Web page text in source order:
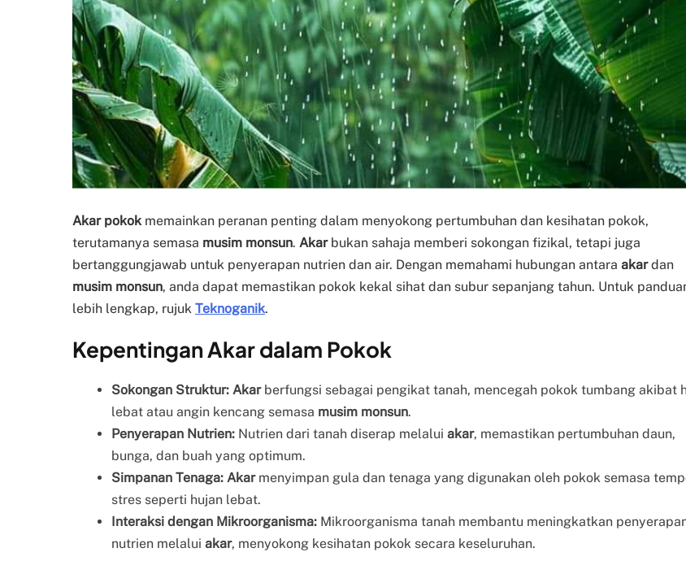
Akar pokok memainkan peranan penting dalam menyokong pertumbuhan dan kesihatan pokok,
terutamanya semasa musim monsun. Akarbukan sahaja memberi sokongan fizikal, tetapi juga
bertanggungjawab untuk penyerapan nutrien dan air. Dengan memahami hubungan antara akardan
musim monsun, anda dapat memastikan pokok kekal sihat dan subur sepanjang tahun. Untuk
lebih lengkap, rujuk Teknoganik.
Kepentingan Akar dalam Pokok
Sokongan Struktur: Akarberfungsi sebagai pengikat tanah, mencegah pokok tumbang akibat
lebat atau angin kencang semasa musim monsun.
Penyerapan Nutrien: Nutrien dari tanah diserap melalui akar, memastikan pertumbuhan daun,
bunga, dan buah yang optimum.
Simpanan Tenaga: Akarmenyimpan gula dan tenaga yang digunakan oleh pokok semasa
stres seperti hujan lebat.
Interaksi dengan Mikroorganisma: Mikroorganisma tanah membantu meningkatkan
nutrien melalui akar, menyokong kesihatan pokok secara keseluruhan.